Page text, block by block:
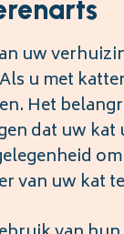
uw
u met
Het
dat uw
van uw kat